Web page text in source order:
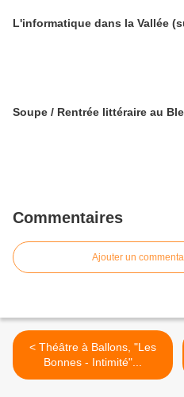
L'informatique dans la Vallée
Soupe / Rentrée littéraire au
Commentaires
Ajouter un
< Théâtre à Ballons, "Les
Bonnes - Intimité"...